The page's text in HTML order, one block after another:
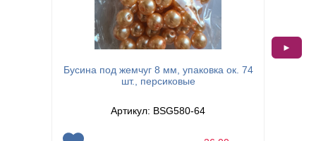
Бусина под жемчуг 8 мм, упаковка ок. 74
шт., персиковые
Артикул: BSG580-64
►